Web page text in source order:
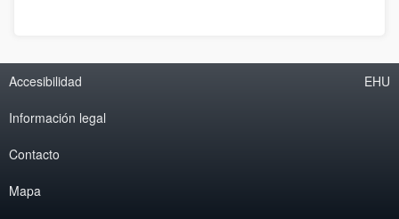
Accesibilidad
Información legal
Contacto
Mapa
EHU